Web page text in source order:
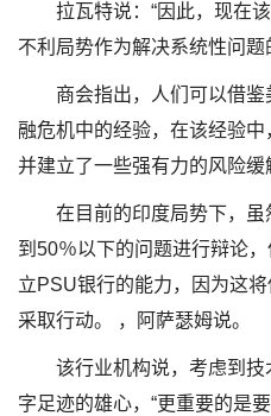
拉瓦特说：“因此，现在
不利局势作为解决系统性问题
商会指出，人们可以借
融危机中的经验，在该经验中
并建立了一些强有力的风险缓
在目前的印度局势下，
到50％以下的问题进行辩论
立PSU银行的能力，因为这
采取行动。 ，阿萨瑟姆说。
该行业机构说，考虑到
字足迹的雄心，“更重要的是